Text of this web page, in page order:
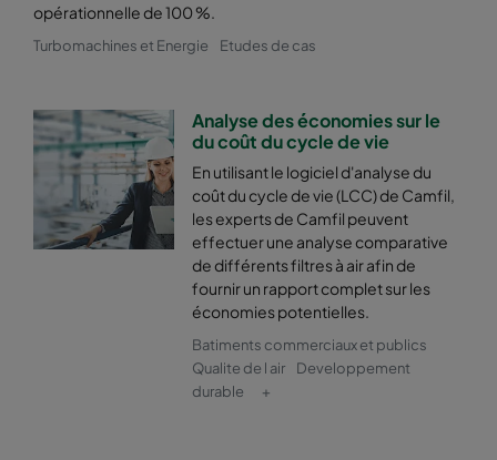
2550 592x592x520-8
2550 490x592x520-6 ePM2,5 50%
2550 592x287x520-8 ePM2,5 50% M6
2550 287x592x520-4 ePM2,5 50% M6
2550 592x592x370-8 ePM2,5 50%
2550 592x490x370-8
opérationnelle de 100 %.
Turbomachines et Energie Etudes de cas
Analyse des économies sur le
du coût du cycle de vie
En utilisant le logiciel d'analyse du
coût du cycle de vie (LCC) de Camfil,
les experts de Camfil peuvent
effectuer une analyse comparative
de différents filtres à air afin de
fournir un rapport complet sur les
économies potentielles.
Batiments commerciaux et publics
Qualite de l air
Developpement
durable
+